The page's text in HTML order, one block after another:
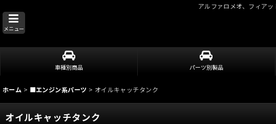
アルファロメオ、フィア
メニュー
車種別商品 パーツ別製品
ホーム > ■エンジン系パーツ > オイルキャッチタンク
オイルキャッチタンク